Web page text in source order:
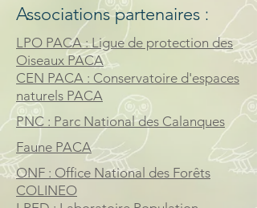
Associations partenaires :
LPO PACA : Ligue de protection des
Oiseaux PACA
CEN PACA : Conservatoire d'espaces
naturels PACA
PNC : Parc National des Calanques
Faune PACA
ONF : Office National des Forêts
COLINEO